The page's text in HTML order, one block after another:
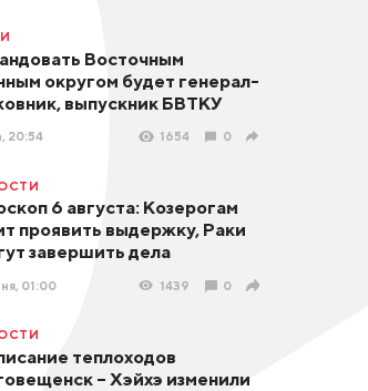
Восточным
округом будет генерал-
выпускник БВТКУ
20:54 1654 0
6 августа: Козерогам
проявить выдержку, Раки
завершить дела
01:00 1439 0
теплоходов
– Хэйхэ изменили